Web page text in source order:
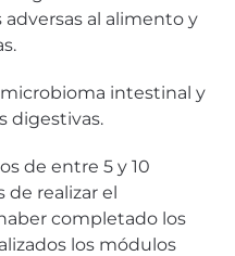
al alimento y
intestinal y
digestivas.
de entre 5 y 10
realizar el
completado los
los módulos